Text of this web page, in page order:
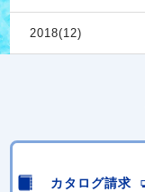
2018(12)
カタログ請求